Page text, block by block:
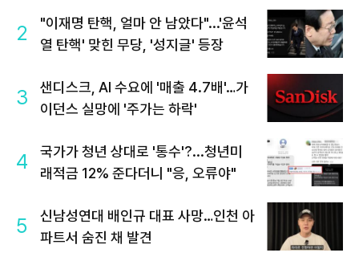
2
"이재명 탄핵, 얼마 안 남았다"...'윤석
열 탄핵' 맞힌 무당, '성지글' 등장
3
샌디스크, AI 수요에 '매출 4.7배'…가
이던스 실망에 '주가는 하락'
4
국가가 청년 상대로 '통수'?...청년미
래적금 12% 준다더니 "응, 오류야"
5
신남성연대 배인규 대표 사망…인천 아
파트서 숨진 채 발견